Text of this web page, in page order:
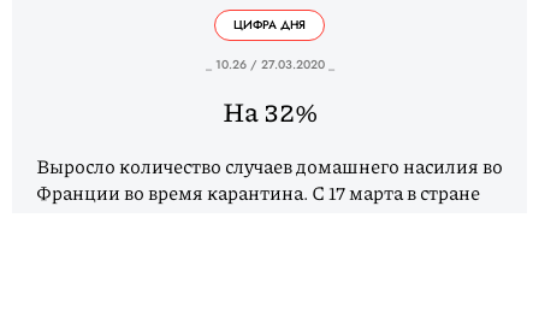
ЦИФРА ДНЯ
_ 10.26 / 27.03.2020 _
На 32%
Выросло количество случаев домашнего насилия во
Франции во время карантина. С 17 марта в стране